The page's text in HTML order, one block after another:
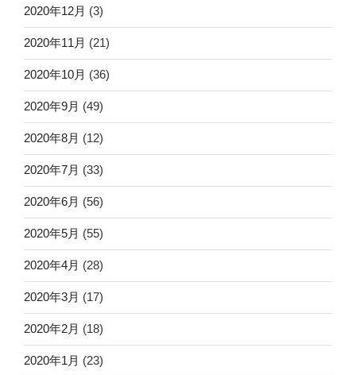
2020年12月 (3)
2020年11月 (21)
2020年10月 (36)
2020年9月 (49)
2020年8月 (12)
2020年7月 (33)
2020年6月 (56)
2020年5月 (55)
2020年4月 (28)
2020年3月 (17)
2020年2月 (18)
2020年1月 (23)